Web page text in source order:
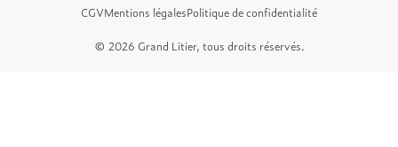
CGVMentions légalesPolitique de confidentialité
© 2026 Grand Litier, tous droits réservés.